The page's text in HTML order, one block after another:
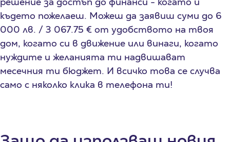
където пожелаеш. Можеш да заявиш суми до 6
000 лв. / 3 067.75 € от удобството на твоя
дом, когато си в движение или винаги, когато
нуждите и желанията ти надвишават
месечния ти бюджет. И всичко това се случва
само с няколко клика в телефона ти!